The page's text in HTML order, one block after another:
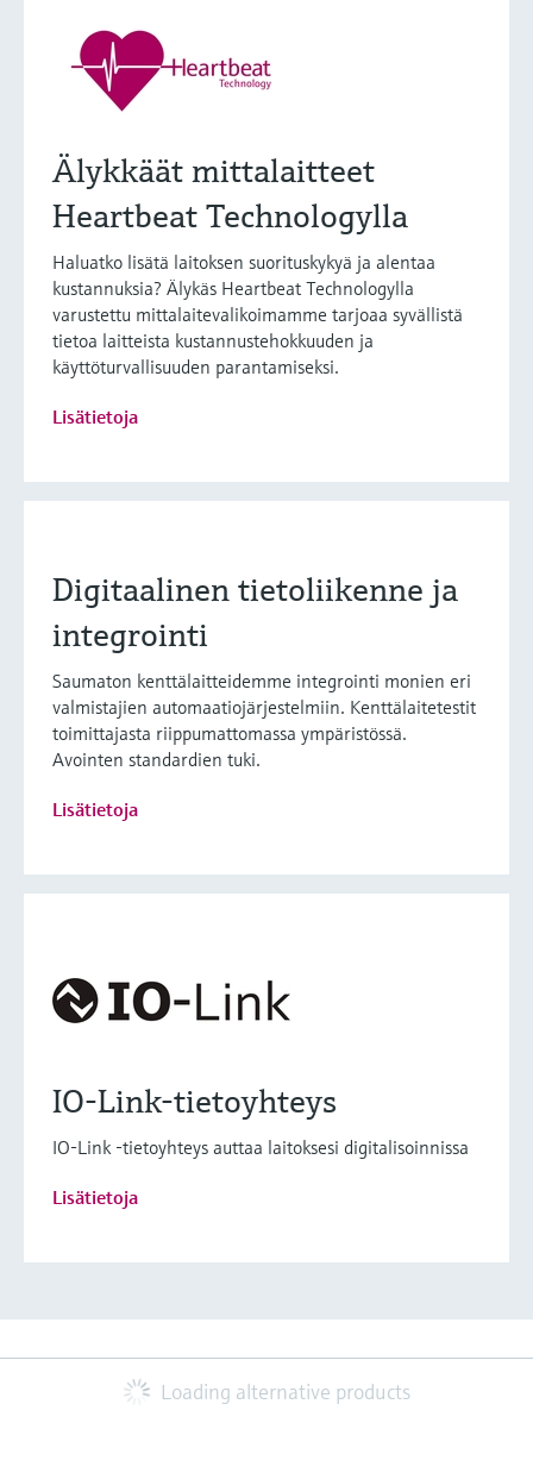
Älykkäät mittalaitteet
Heartbeat Technologylla
Haluatko lisätä laitoksen suorituskykyä ja alentaa
kustannuksia? Älykäs Heartbeat Technologylla
varustettu mittalaitevalikoimamme tarjoaa syvällistä
tietoa laitteista kustannustehokkuuden ja
käyttöturvallisuuden parantamiseksi.
Lisätietoja
Digitaalinen tietoliikenne ja
integrointi
Saumaton kenttälaitteidemme integrointi monien eri
valmistajien automaatiojärjestelmiin. Kenttälaitetestit
toimittajasta riippumattomassa ympäristössä.
Avointen standardien tuki.
Lisätietoja
IO-Link-tietoyhteys
IO-Link -tietoyhteys auttaa laitoksesi digitalisoinnissa
Lisätietoja
Loading alternative products